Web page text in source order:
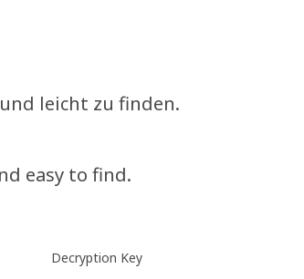
leicht zu finden.
easy to find.
Decryption Key